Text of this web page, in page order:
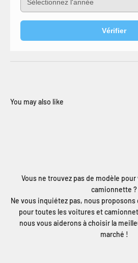
Vérifier
Vous ne trouvez pas de modèle
camionnette ?
Ne vous inquiétez pas, nous
pour toutes les voitures et
nous vous aiderons à choisir la
marché !